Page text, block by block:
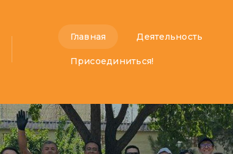
Главная Деятельность
Присоединиться!